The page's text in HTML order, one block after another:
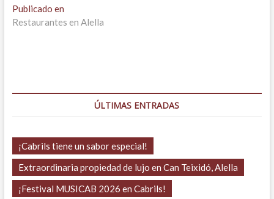
Navegación
de
Publicado en
Restaurantes en Alella
ÚLTIMAS ENTRADAS
¡Cabrils tiene un sabor especial!
Extraordinaria propiedad de lujo en Can Teixidó, Alella
¡Festival MUSICAB 2026 en Cabrils!